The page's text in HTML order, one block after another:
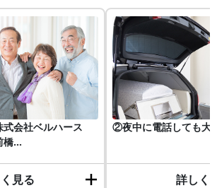
会社ベルハース
橋...
見る
②夜中に電話しても大
詳しく